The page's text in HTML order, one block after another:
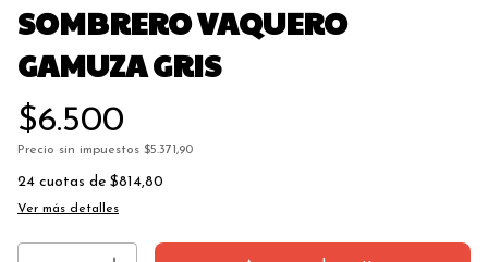
SOMBRERO VAQUERO
GAMUZA GRIS
$6.500
Precio sin impuestos $5.371,90
24 cuotas de $814,80
Ver más detalles